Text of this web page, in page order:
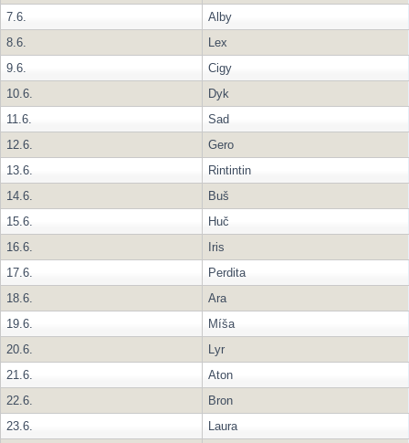
7.6.
Alby
8.6.
Lex
9.6.
Cigy
10.6.
Dyk
11.6.
Sad
12.6.
Gero
13.6.
Rintintin
14.6.
Buš
15.6.
Huč
16.6.
Iris
17.6.
Perdita
18.6.
Ara
19.6.
Míša
20.6.
Lyr
21.6.
Aton
22.6.
Bron
23.6.
Laura